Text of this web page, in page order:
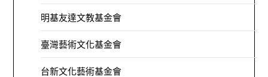
明基友達文教基金會
臺灣藝術文化基金會
台新文化藝術基金會